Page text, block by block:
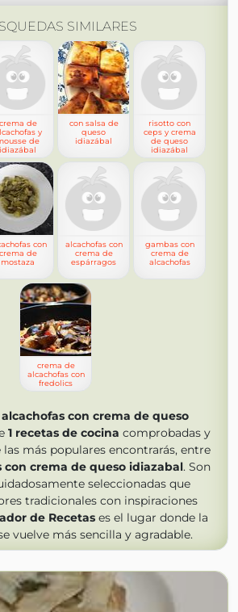
SIMILARES
crema de
y
de
idiazábal
con salsa de
queso
idiazábal
risotto con
ceps y crema
de queso
idiazábal
con
crema de
mostaza
alcachofas con
crema de
espárragos
gambas con
crema de
alcachofas
crema de
alcachofas con
fredolics
alcachofas con crema de queso
1 recetas de cocina comprobadas y
las más populares encontrarás, entre
con crema de queso idiazabal. Son
seleccionadas que
tradicionales con inspiraciones
de Recetases el lugar donde la
vuelve más sencilla y agradable.